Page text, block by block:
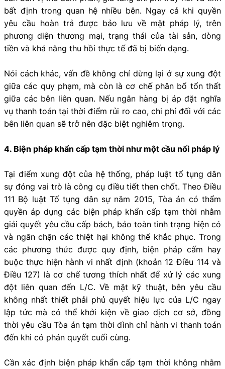
bất định trong quan hệ nhiều bên. Ngay cả khi quyền
yêu cầu hoàn trả được bảo lưu về mặt pháp lý, trên
phương diện thương mại, trạng thái của tài sản, dòng
tiền và khả năng thu hồi thực tế đã bị biến dạng.
Nói cách khác, vấn đề không chỉ dừng lại ở sự xung đột
giữa các quy phạm, mà còn là cơ chế phân bổ tổn thất
giữa các bên liên quan. Nếu ngân hàng bị áp đặt nghĩa
vụ thanh toán tại thời điểm rủi ro cao, chi phí đối với các
bên liên quan sẽ trở nên đặc biệt nghiêm trọng.
4. Biện pháp khẩn cấp tạm thời như một cầu nối pháp lý
Tại điểm xung đột của hệ thống, pháp luật tố tụng dân
sự đóng vai trò là công cụ điều tiết then chốt. Theo Điều
111 Bộ luật Tố tụng dân sự năm 2015, Tòa án có thẩm
quyền áp dụng các biện pháp khẩn cấp tạm thời nhằm
giải quyết yêu cầu cấp bách, bảo toàn tình trạng hiện có
và ngăn chặn các thiệt hại không thể khắc phục. Trong
các phương thức được quy định, biện pháp cấm hay
buộc thực hiện hành vi nhất định (khoản 12 Điều 114 và
Điều 127) là cơ chế tương thích nhất để xử lý các xung
đột liên quan đến L/C. Về mặt kỹ thuật, bên yêu cầu
không nhất thiết phải phủ quyết hiệu lực của L/C ngay
lập tức mà có thể khởi kiện về giao dịch cơ sở, đồng
thời yêu cầu Tòa án tạm thời đình chỉ hành vi thanh toán
đến khi có phán quyết cuối cùng.
Cần xác định biện pháp khẩn cấp tạm thời không nhằm